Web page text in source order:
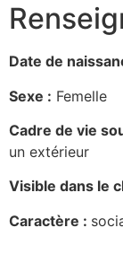
Date de
Sexe : Femelle
Cadre de vie
un extérieur
Visible dans le
Caractère :